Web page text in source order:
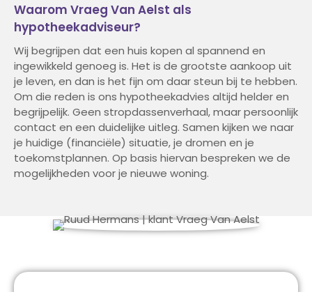
Waarom Vraeg Van Aelst als
hypotheekadviseur?
Wij begrijpen dat een huis kopen al spannend en
ingewikkeld genoeg is. Het is de grootste aankoop uit
je leven, en dan is het fijn om daar steun bij te hebben.
Om die reden is ons hypotheekadvies altijd helder en
begrijpelijk. Geen stropdassenverhaal, maar persoonlijk
contact en een duidelijke uitleg. Samen kijken we naar
je huidige (financiële) situatie, je dromen en je
toekomstplannen. Op basis hiervan bespreken we de
mogelijkheden voor je nieuwe woning.